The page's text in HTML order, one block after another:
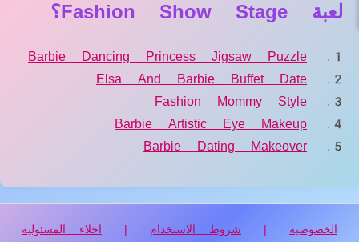
لعبة Fashion Show Stage؟
Barbie Dancing Princess Jigsaw Puzzle
Elsa And Barbie Buffet Date
Fashion Mommy Style
Barbie Artistic Eye Makeup
Barbie Dating Makeover
الخصوصية | شروط الاستخدام | اخلاء المسئولية